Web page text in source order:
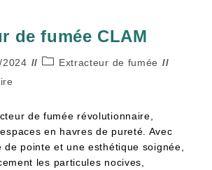
de fumée CLAM
2024
Extracteur de fumée
de fumée révolutionnaire,
en havres de pureté. Avec
de pointe et une esthétique soignée,
les particules nocives,